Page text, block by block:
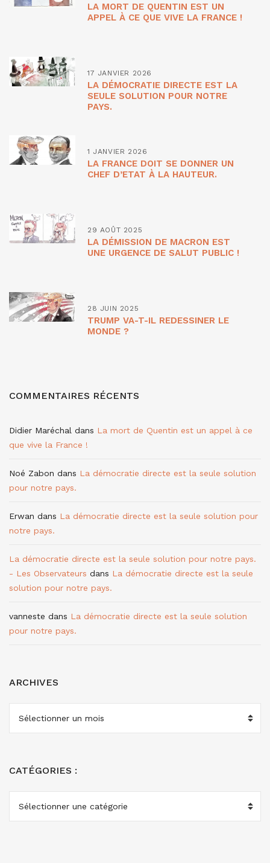
LA MORT DE QUENTIN EST UN
APPEL À CE QUE VIVE LA FRANCE !
17 JANVIER 2026
LA DÉMOCRATIE DIRECTE EST LA
SEULE SOLUTION POUR NOTRE
PAYS.
1 JANVIER 2026
LA FRANCE DOIT SE DONNER UN
CHEF D’ETAT À LA HAUTEUR.
29 AOÛT 2025
LA DÉMISSION DE MACRON EST
UNE URGENCE DE SALUT PUBLIC !
28 JUIN 2025
TRUMP VA-T-IL REDESSINER LE
MONDE ?
COMMENTAIRES RÉCENTS
Didier Maréchal dans La mort de Quentin est un appel à ce
que vive la France !
Noé Zabon dans La démocratie directe est la seule solution
pour notre pays.
Erwan dans La démocratie directe est la seule solution pour
notre pays.
La démocratie directe est la seule solution pour notre pays.
- Les Observateurs dans La démocratie directe est la seule
solution pour notre pays.
vanneste dans La démocratie directe est la seule solution
pour notre pays.
ARCHIVES
ARCHIVES
CATÉGORIES :
CATÉGORIES